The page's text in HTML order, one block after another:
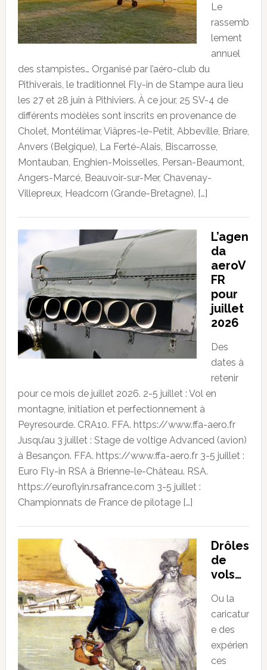
Le
rassemb
lement
annuel
des stampistes… Organisé par l’aéro-club du
Pithiverais, le traditionnel Fly-in de Stampe aura lieu
les 27 et 28 juin à Pithiviers. À ce jour, 25 SV-4 de
différents modèles sont inscrits en provenance de
Cholet, Montélimar, Viâpres-le-Petit, Abbeville, Briare,
Anvers (Belgique), La Ferté-Alais, Biscarrosse,
Montauban, Enghien-Moisselles, Persan-Beaumont,
Angers-Marcé, Beauvoir-sur-Mer, Chavenay-
Villepreux, Headcorn (Grande-Bretagne), […]
L’agen
da
aeroV
FR
pour
juillet
2026
Des
dates à
retenir
pour ce mois de juillet 2026. 2-5 juillet : Vol en
montagne, initiation et perfectionnement à
Peyresourde. CRA10. FFA. https://www.ffa-aero.fr
Jusqu’au 3 juillet : Stage de voltige Advanced (avion)
à Besançon. FFA. https://www.ffa-aero.fr 3-5 juillet :
Euro Fly-in RSA à Brienne-le-Château. RSA.
https://euroflyin.rsafrance.com 3-5 juillet :
Championnats de France de pilotage […]
Drôles
de
vols…
Ou la
caricatur
e des
expérien
ces